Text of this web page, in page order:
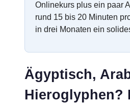
Onlinekurs plus ein paar
rund 15 bis 20 Minuten
in drei Monaten ein
Ägyptisch,
Hieroglyphen?